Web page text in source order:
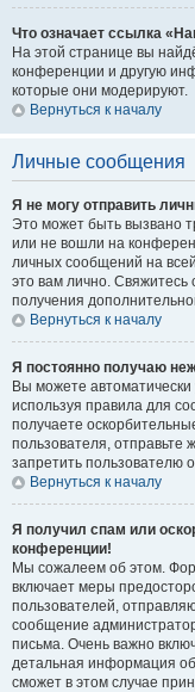
Что означает ссылка
На этой странице вы
конференции и другую
которые они модерируют.
Вернуться к началу
Личные сообщения
Я не могу отправить
Это может быть вызвано
или не вошли на
личных сообщений на
это вам лично.
получения
Вернуться к началу
Я постоянно получаю
Вы можете
используя правила для
получаете
пользователя,
запретить пользователю
Вернуться к началу
Я получил спам или
конференции!
Мы сожалеем об этом.
включает меры
пользователей,
сообщение
письма. Очень важно
детальная информация
сможет в этом случае